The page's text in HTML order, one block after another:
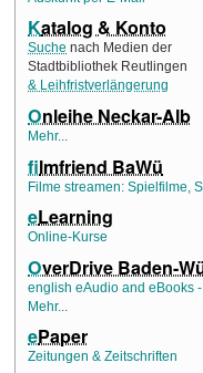
Katalog & Konto
Suche nach Medien der
Stadtbibliothek Reutlingen
& Leihfristverlängerung
Onleihe Neckar-Alb
Mehr...
filmfriend BaWü
Filme streamen: Spielfilme,
eLearning
Online-Kurse
OverDrive Baden-
english eAudio and eBooks
Mehr...
ePaper
Zeitungen & Zeitschriften